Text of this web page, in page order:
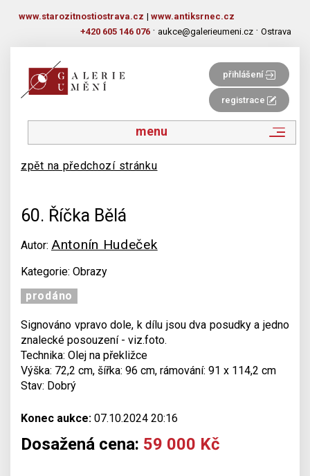
www.starozitnostiostrava.cz | www.antiksrnec.cz
+420 605 146 076 · aukce@galerieumeni.cz · Ostrava
přihlášení
registrace
menu
zpět na předchozí stránku
60. Říčka Bělá
Autor: Antonín Hudeček
Kategorie: Obrazy
prodáno
Signováno vpravo dole, k dílu jsou dva posudky a jedno
znalecké posouzení - viz.foto.
Technika: Olej na překližce
Výška: 72,2 cm, šířka: 96 cm, rámování: 91 x 114,2 cm
Stav: Dobrý
Konec aukce: 07.10.2024 20:16
Dosažená cena: 59 000 Kč